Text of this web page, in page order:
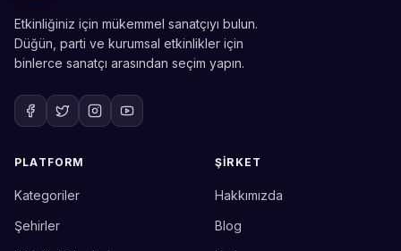
Etkinliğiniz için mükemmel sanatçıyı bulun.
Düğün, parti ve kurumsal etkinlikler için
binlerce sanatçı arasından seçim yapın.
PLATFORM
Kategoriler
Şehirler
ŞIRKET
Hakkımızda
Blog
Etkinlik uzmanınız